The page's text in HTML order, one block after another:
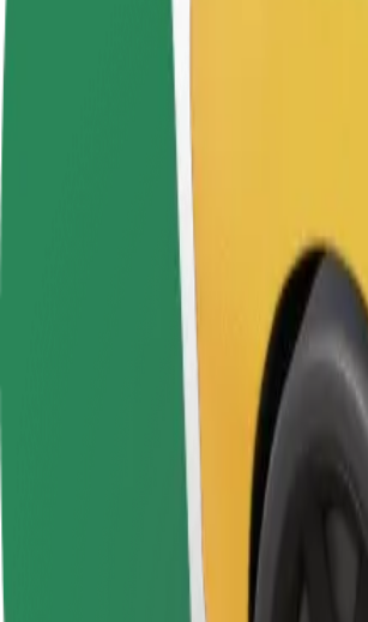
Kako doći od Chill&Grill do Vēsma
Tražiš najbolji način da stigneš od Chill&Grill
Udobnost i praktičnost su nadohvat ruke!
Vozači u ovoj kategoriji mogu pomoći
prilagođenima za invalidska kolica).
Procijenjeno trajanje putovanja